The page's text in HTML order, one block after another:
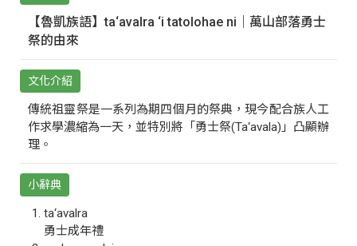
【魯凱族語】ta‘avalra ‘i tatolohae ni｜萬山部落勇士
祭的由來
文化介紹
傳統祖靈祭是一系列為期四個月的祭典，現今配合族人工
作求學濃縮為一天，並特別將「勇士祭(Ta‘avala)」凸顯辦
理。
小辭典
ta‘avalra
勇士成年禮